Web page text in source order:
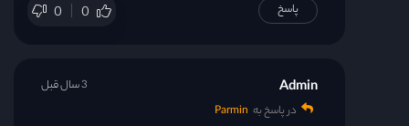
0 0 پاسخ
Admin
در پاسخ به Parmin
3 سال قبل